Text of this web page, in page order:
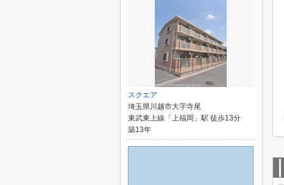
スクエア
埼玉県川越市大字寺尾
東武東上線「上福岡」駅 徒歩13分
築13年